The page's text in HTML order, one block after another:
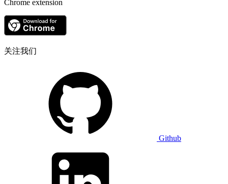
Chrome extension
关注我们
Github